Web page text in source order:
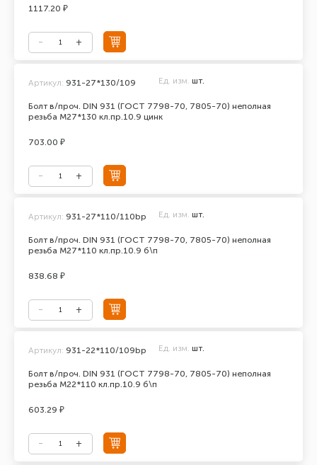
1117.20 ₽
Болт в/проч. DIN 931 (ГОСТ 7798-70, 7805-70) неполная
резьба М27*130 кл.пр.10.9 цинк
Артикул: 931-27*130/109 Ед. изм. шт.
703.00 ₽
Болт в/проч. DIN 931 (ГОСТ 7798-70, 7805-70) неполная
резьба М27*110 кл.пр.10.9 б\п
Артикул: 931-27*110/110bp Ед. изм. шт.
838.68 ₽
Болт в/проч. DIN 931 (ГОСТ 7798-70, 7805-70) неполная
резьба М22*110 кл.пр.10.9 б\п
Артикул: 931-22*110/109bp Ед. изм. шт.
603.29 ₽